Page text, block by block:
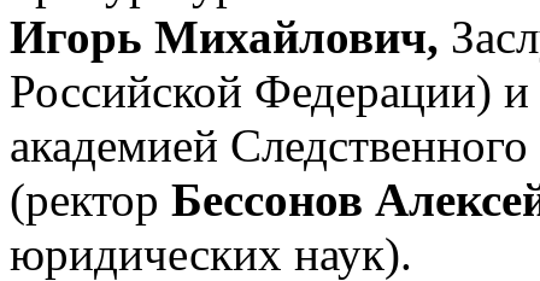
Игорь Михайлович,
Российской Федерации)
академией
(ректор Бессонов
юридических наук).